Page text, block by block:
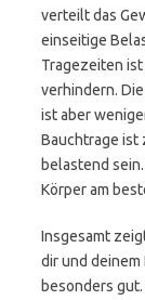
verteilt das
einseitige
Tragezeiten
verhindern.
ist aber
Bauchtrage ist
belastend
Körper am
Insgesamt
dir und
besonders